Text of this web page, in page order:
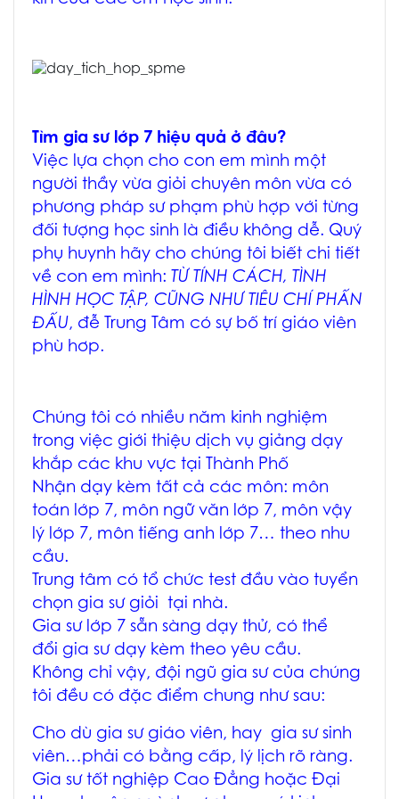
Tìm gia sư lớp 7 hiệu quả ở đâu?
Việc lựa chọn cho con em mình một
người thầy vừa giỏi chuyên môn vừa có
phương pháp sư phạm phù hợp với từng
đối tượng học sinh là điều không dễ. Quý
phụ huynh hãy cho chúng tôi biết chi tiết
về con em mình: TỪ TÍNH CÁCH, TÌNH
HÌNH HỌC TẬP, CŨNG NHƯ TIÊU CHÍ PHẤN
ĐẤU, đễ Trung Tâm có sự bố trí giáo viên
phù hơp.
Chúng tôi có nhiều năm kinh nghiệm
trong việc giới thiệu dịch vụ giảng dạy
khắp các khu vực tại Thành Phố
Nhận dạy kèm tất cả các môn: môn
toán lớp 7, môn ngữ văn lớp 7, môn vậy
lý lớp 7, môn tiếng anh lớp 7… theo nhu
cầu.
Trung tâm có tổ chức test đầu vào tuyển
chọn gia sư giỏi tại nhà.
Gia sư lớp 7 sẵn sàng dạy thử, có thể
đổi gia sư dạy kèm theo yêu cầu.
Không chỉ vậy, đội ngũ gia sư của chúng
tôi đều có đặc điểm chung như sau:
Cho dù gia sư giáo viên, hay gia sư sinh
viên…phải có bằng cấp, lý lịch rõ ràng.
Gia sư tốt nghiệp Cao Đẳng hoặc Đại